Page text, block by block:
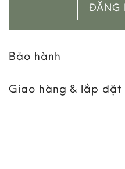
ĐĂNG
Bảo hành
Giao hàng & lắp đặt